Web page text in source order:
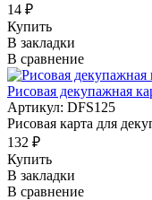
14 ₽
Купить
В закладки
В сравнение
Рисовая декупажная
Артикул: DFS125
Рисовая карта для
132 ₽
Купить
В закладки
В сравнение